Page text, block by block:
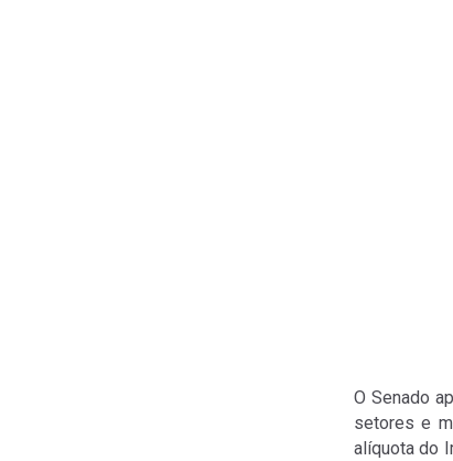
O Senado
setores e
alíquota do